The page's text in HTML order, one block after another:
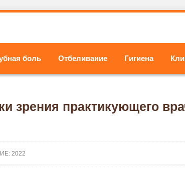
боль Отбеливание Гигиена
зрения практикующего
2022